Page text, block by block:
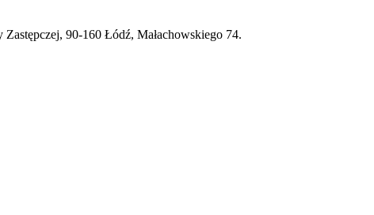
90-160 Łódź, Małachowskiego 74.